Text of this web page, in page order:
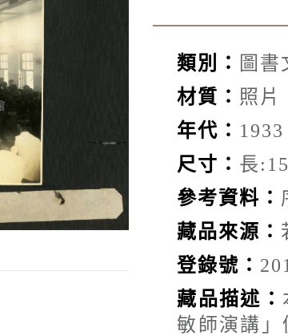
類別： 圖書
材質： 照片
年代： 1933
尺寸： 長
參考資料：
藏品來源：
登錄號：
藏品描述：
敏師演講」